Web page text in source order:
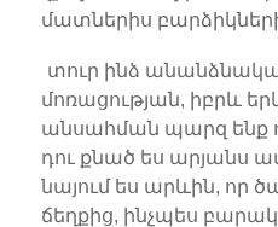
մատներիս
տուր ինձ
մոռացության, իբրև
անսահման պարզ ենք
դու քնած ես արյանս
նայում ես արևին, որ
ճեղքից, ինչպես